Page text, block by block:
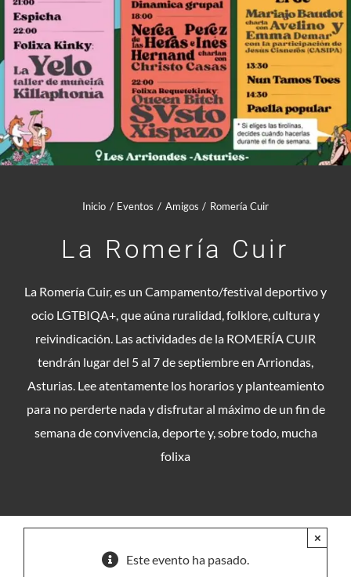
Comunidad Whatsapp
Contacto
Mi cuenta
Cesta
Inicio Eventos Amigos Romería Cuir
La Romería Cuir
La Romería Cuir, es un Campamento/festival deportivo y
ocio LGTBIQA+, que aúna ruralidad, folklore, cultura y
reivindicación. Las actividades de la ROMERÍA CUIR
tendrán lugar del 5 al 7 de septiembre en Arriondas,
Asturias. Lee atentamente los horarios y planteamiento
para no perderte nada y disfrutar al máximo de un fin de
semana de convivencia, deporte y, sobre todo, mucha
folixa
Este evento ha pasado.
×